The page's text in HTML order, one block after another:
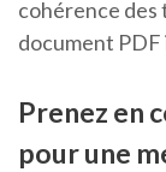
cohérence des
document PDF
Prenez en
pour une